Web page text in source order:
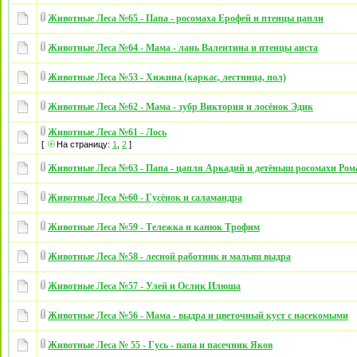
Животные Леса №65 - Папа - росомаха Ерофей и птенцы цапли
Животные Леса №64 - Мама - лань Валентина и птенцы аиста
Животные Леса №53 - Хижина (каркас, лестница, пол)
Животные Леса №62 - Мама - зубр Виктория и лосёнок Эдик
Животные Леса №61 - Лось
[ На страницу: 1 2 ]
Животные Леса №63 - Папа - цапля Аркадий и детёныш росомахи
Животные Леса №60 - Гусёнок и саламандра
Животные Леса №59 - Тележка и канюк Трофим
Животные Леса №58 - лесной работник и малыш выдра
Животные Леса №57 - Улей и Ослик Илюша
Животные Леса №56 - Мама - выдра и цветочный куст с насекомыми
Животные Леса № 55 - Гусь - папа и пасечник Яков